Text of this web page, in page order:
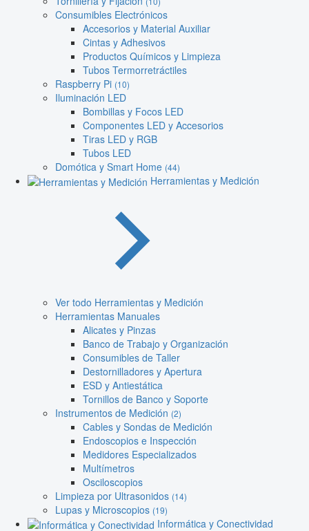
Consumibles Electrónicos
Accesorios y Material Auxiliar
Cintas y Adhesivos
Productos Químicos y Limpieza
Tubos Termorretráctiles
Raspberry Pi (10)
Iluminación LED
Bombillas y Focos LED
Componentes LED y Accesorios
Tiras LED y RGB
Tubos LED
Domótica y Smart Home (44)
Herramientas y Medición
Ver todo Herramientas y Medición
Herramientas Manuales
Alicates y Pinzas
Banco de Trabajo y Organización
Consumibles de Taller
Destornilladores y Apertura
ESD y Antiestática
Tornillos de Banco y Soporte
Instrumentos de Medición (2)
Cables y Sondas de Medición
Endoscopios e Inspección
Medidores Especializados
Multímetros
Osciloscopios
Limpieza por Ultrasonidos (14)
Lupas y Microscopios (19)
Informática y Conectividad